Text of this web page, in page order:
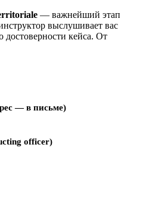
— важнейший этап
выслушивает вас
кейса. От
— в письме)
officer)